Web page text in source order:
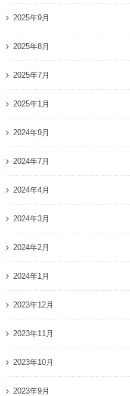
2025年9月
2025年8月
2025年7月
2025年1月
2024年9月
2024年7月
2024年4月
2024年3月
2024年2月
2024年1月
2023年12月
2023年11月
2023年10月
2023年9月